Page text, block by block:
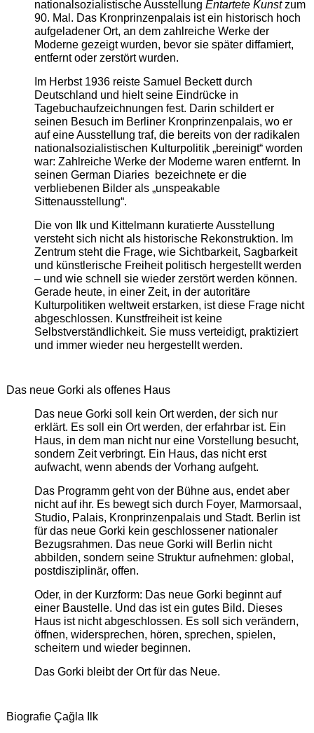
nationalsozialistische Ausstellung Entartete Kunstzum
90. Mal. Das Kronprinzenpalais ist ein historisch hoch
aufgeladener Ort, an dem zahlreiche Werke der
Moderne gezeigt wurden, bevor sie später diffamiert,
entfernt oder zerstört wurden.
Im Herbst 1936 reiste Samuel Beckett durch
Deutschland und hielt seine Eindrücke in
Tagebuchaufzeichnungen fest. Darin schildert er
seinen Besuch im Berliner Kronprinzenpalais, wo er
auf eine Ausstellung traf, die bereits von der radikalen
nationalsozialistischen Kulturpolitik „bereinigt“ worden
war: Zahlreiche Werke der Moderne waren entfernt. In
seinen German Diaries bezeichnete er die
verbliebenen Bilder als „unspeakable
Sittenausstellung“.
Die von Ilk und Kittelmann kuratierte Ausstellung
versteht sich nicht als historische Rekonstruktion. Im
Zentrum steht die Frage, wie Sichtbarkeit, Sagbarkeit
und künstlerische Freiheit politisch hergestellt werden
– und wie schnell sie wieder zerstört werden können.
Gerade heute, in einer Zeit, in der autoritäre
Kulturpolitiken weltweit erstarken, ist diese Frage nicht
abgeschlossen. Kunstfreiheit ist keine
Selbstverständlichkeit. Sie muss verteidigt, praktiziert
und immer wieder neu hergestellt werden.
Das neue Gorki als offenes Haus
Das neue Gorki soll kein Ort werden, der sich nur
erklärt. Es soll ein Ort werden, der erfahrbar ist. Ein
Haus, in dem man nicht nur eine Vorstellung besucht,
sondern Zeit verbringt. Ein Haus, das nicht erst
aufwacht, wenn abends der Vorhang aufgeht.
Das Programm geht von der Bühne aus, endet aber
nicht auf ihr. Es bewegt sich durch Foyer, Marmorsaal,
Studio, Palais, Kronprinzenpalais und Stadt. Berlin ist
für das neue Gorki kein geschlossener nationaler
Bezugsrahmen. Das neue Gorki will Berlin nicht
abbilden, sondern seine Struktur aufnehmen: global,
postdisziplinär, offen.
Oder, in der Kurzform: Das neue Gorki beginnt auf
einer Baustelle. Und das ist ein gutes Bild. Dieses
Haus ist nicht abgeschlossen. Es soll sich verändern,
öffnen, widersprechen, hören, sprechen, spielen,
scheitern und wieder beginnen.
Das Gorki bleibt der Ort für das Neue.
Biografie Çağla Ilk